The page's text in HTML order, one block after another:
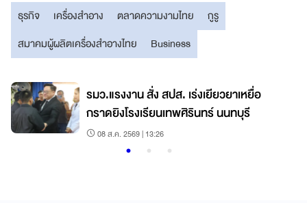
ธุรกิจ เครื่องสำอาง ตลาดความงามไทย
กูรู
สมาคมผู้ผลิตเครื่องสำอางไทย
Business
รมว.แรงงาน สั่ง สปส. เร่งเยียวยาเหยื่อ
กราดยิงโรงเรียนเทพศิรินทร์ นนทบุรี
08 ส.ค. 2569 | 13:26